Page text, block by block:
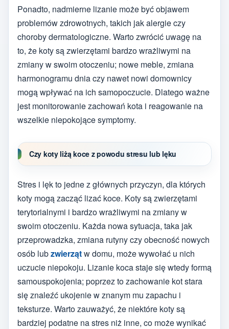
Ponadto, nadmierne lizanie może być objawem
problemów zdrowotnych, takich jak alergie czy
choroby dermatologiczne. Warto zwrócić uwagę na
to, że koty są zwierzętami bardzo wrażliwymi na
zmiany w swoim otoczeniu; nowe meble, zmiana
harmonogramu dnia czy nawet nowi domownicy
mogą wpływać na ich samopoczucie. Dlatego ważne
jest monitorowanie zachowań kota i reagowanie na
wszelkie niepokojące symptomy.
Czy koty liżą koce z powodu stresu lub lęku
Stres i lęk to jedne z głównych przyczyn, dla których
koty mogą zacząć lizać koce. Koty są zwierzętami
terytorialnymi i bardzo wrażliwymi na zmiany w
swoim otoczeniu. Każda nowa sytuacja, taka jak
przeprowadzka, zmiana rutyny czy obecność nowych
osób lubzwierzątw domu, może wywołać u nich
uczucie niepokoju. Lizanie koca staje się wtedy formą
samouspokojenia; poprzez to zachowanie kot stara
się znaleźć ukojenie w znanym mu zapachu i
teksturze. Warto zauważyć, że niektóre koty są
bardziej podatne na stres niż inne, co może wynikać